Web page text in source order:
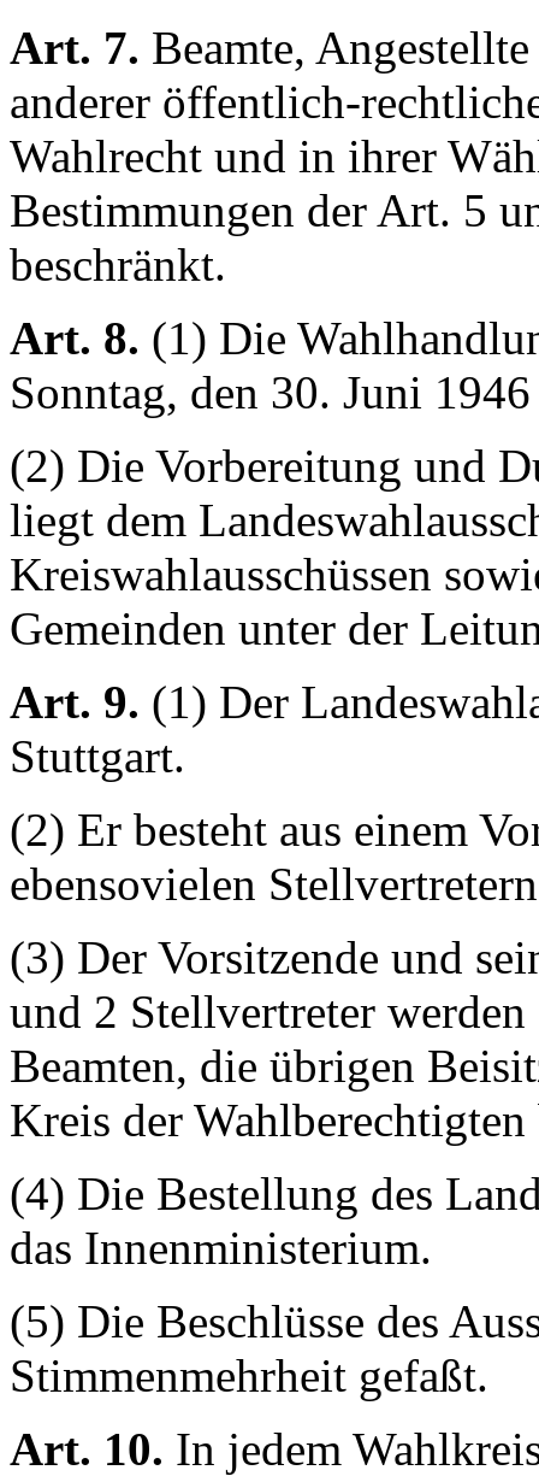
Art. 7. Beamte,
anderer öffentlich-
Wahlrecht und in ihrer
Bestimmungen der Art. 5
beschränkt.
Art. 8. (1) Die
Sonntag, den 30. Juni
(2) Die Vorbereitung und
liegt dem
Kreiswahlausschüssen
Gemeinden unter der
Art. 9. (1) Der
Stuttgart.
(2) Er besteht aus einem
ebensovielen
(3) Der Vorsitzende und
und 2 Stellvertreter
Beamten, die übrigen
Kreis der
(4) Die Bestellung des
das Innenministerium.
(5) Die Beschlüsse des
Stimmenmehrheit gefaßt.
Art. 10. In jedem